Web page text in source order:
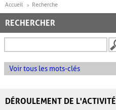
Accueil Recherche
RECHERCHER
Voir tous les mots-clés
DÉROULEMENT DE L'ACTIVITÉ